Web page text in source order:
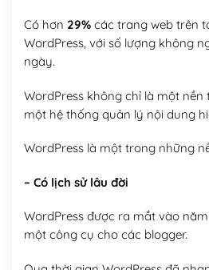
Có hơn 29%các trang web trên
WordPress, với số lượng không
ngày.
WordPress không chỉ là một
một hệ thống quản lý nội dung
WordPress là một trong những
– Có lịch sử lâu đời
WordPress được ra mắt vào năm
một công cụ cho các blogger.